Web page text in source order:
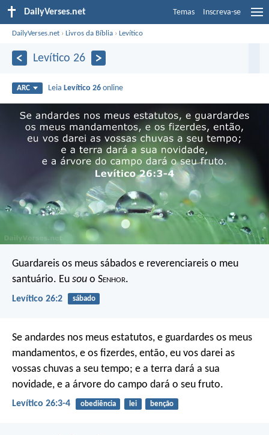
DailyVerses.net Temas Inscreva-se
DailyVerses.net ›Livros da Bíblia ›Levítico
Levítico 26
ARC Leia Levítico 26 online
Guardareis os meus sábados e reverenciareis o meu
santuário. Eu sou o Senhor.
Levítico 26:2 sábado
Se andardes nos meus estatutos, e guardardes os meus
mandamentos, e os fizerdes, então, eu vos darei as
vossas chuvas a seu tempo; e a terra dará a sua
novidade, e a árvore do campo dará o seu fruto.
Levítico 26:3-4 obediência lei benção